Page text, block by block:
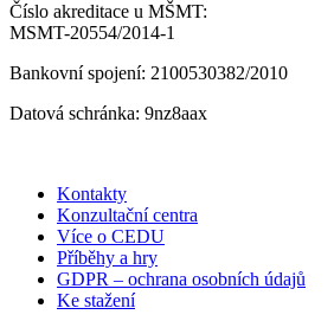
Číslo akreditace u MŠMT:
MSMT-20554/2014-1
Bankovní spojení: 2100530382/2010
Datová schránka: 9nz8aax
Kontakty
Konzultační centra
Více o CEDU
Příběhy a hry
GDPR – ochrana osobních údajů
Ke stažení